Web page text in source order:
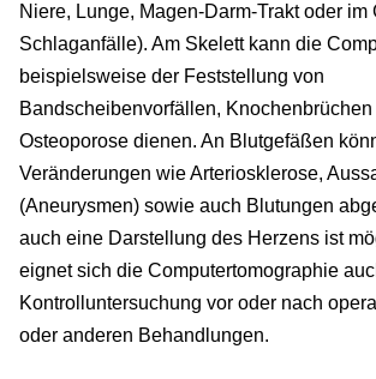
Niere, Lunge, Magen-Darm-Trakt oder im
Schlaganfälle). Am Skelett kann die
beispielsweise der Feststellung von
Bandscheibenvorfällen, Knochenbrüchen
Osteoporose dienen. An Blutgefäßen
Veränderungen wie Arteriosklerose,
(Aneurysmen) sowie auch Blutungen
auch eine Darstellung des Herzens ist
eignet sich die Computertomographie
Kontrolluntersuchung vor oder nach
oder anderen Behandlungen.